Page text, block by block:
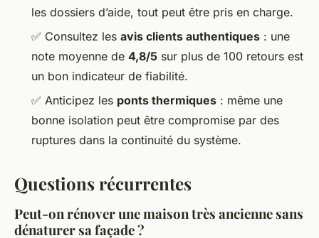
les dossiers d’aide, tout peut être pris en charge.
✅ Consultez les avis clients authentiques : une
note moyenne de 4,8/5 sur plus de 100 retours est
un bon indicateur de fiabilité.
✅ Anticipez les ponts thermiques : même une
bonne isolation peut être compromise par des
ruptures dans la continuité du système.
Questions récurrentes
Peut-on rénover une maison très ancienne sans
dénaturer sa façade ?